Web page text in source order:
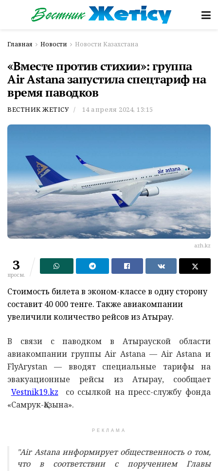
Главная Новости Новости Казахстана
«Вместе против стихии»: группа
Air Astana запустила спецтариф на
время паводков
ВЕСТНИК ЖЕТІСУ 14 апреля 2024, 13:15
azh.kz
3
просм.
Стоимость билета в эконом-классе в одну сторону
составит 40 000 тенге. Также авиакомпании
увеличили количество рейсов из Атырау.
В связи с паводком в Атырауской области
авиакомпании группы Air Astana — Air Astana и
FlyArystan — вводят специальные тарифы на
эвакуационные рейсы из Атырау, сообщает
Vestnik19.kz со ссылкой на пресс-службу фонда
«Самрук-Қазына».
РЕКЛАМА
"Air Astana информирует общественность о том,
что в соответствии с поручением Главы